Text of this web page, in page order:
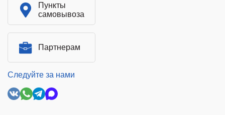
Пункты
самовывоза
Партнерам
Следуйте за нами